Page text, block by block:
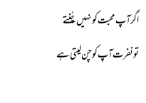
اگر آپ محبت کو نہیں چُنتے
تو نفرت آپ کو چن لیتی ہے